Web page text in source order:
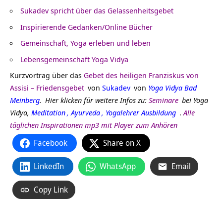
Sukadev spricht über das Gelassenheitsgebet
Inspirierende Gedanken/Online Bücher
Gemeinschaft, Yoga erleben und leben
Lebensgemeinschaft Yoga Vidya
Kurzvortrag über das Gebet des heiligen Franziskus von
Assisi – Friedensgebet von Sukadev von Yoga Vidya Bad
Meinberg. Hier klicken für weitere Infos zu: Seminare bei Yoga
Vidya, Meditation,Ayurveda, Yogalehrer Ausbildung .Alle
täglichen Inspirationen mp3 mit Player zum Anhören
Facebook Share on X
LinkedIn WhatsApp Email
Copy Link